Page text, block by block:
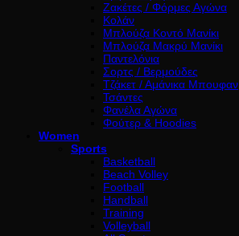
Ζακέτες / Φόρμες Αγώνα
Κολάν
Μπλούζα Κοντό Μανίκι
Μπλούζα Μακρύ Μανίκι
Παντελόνια
Σορτς / Βερμούδες
Τζάκετ / Αμάνικα Μπουφαν
Τσάντες
Φανέλα Αγώνα
Φούτερ & Hoodies
Women
Sports
Basketball
Beach Volley
Football
Handball
Training
Volleyball